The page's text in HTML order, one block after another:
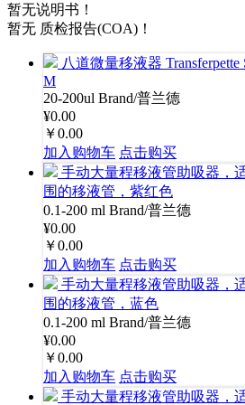
暂无说明书！
暂无 质检报告(COA)！
八道微量移液器
M
20-200ul Brand/普兰德
¥0.00
￥0.00
加入购物车 点击购买
手动大量程移液管助吸器，
围的移液管，紫红色
0.1-200 ml Brand/普兰德
¥0.00
￥0.00
加入购物车 点击购买
手动大量程移液管助吸器，
围的移液管，蓝色
0.1-200 ml Brand/普兰德
¥0.00
￥0.00
加入购物车 点击购买
手动大量程移液管助吸器，